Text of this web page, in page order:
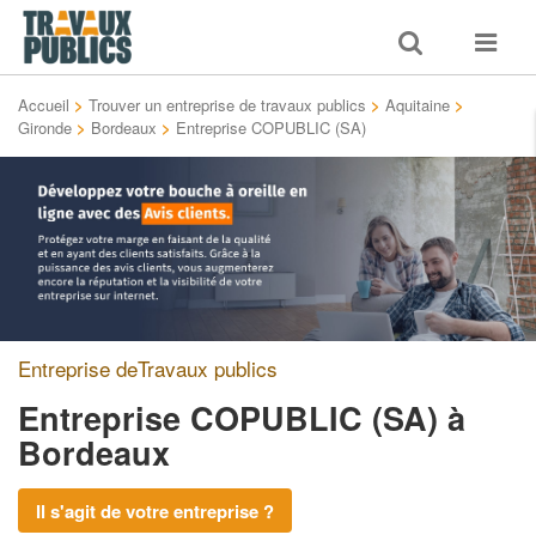
Toggle
search
Toggle
Accueil > Trouver un entreprise de travaux publics > Aquitaine >
Gironde > Bordeaux > Entreprise COPUBLIC (SA)
Entreprise deTravaux publics
Entreprise COPUBLIC (SA) à
Bordeaux
Il s'agit de votre entreprise ?